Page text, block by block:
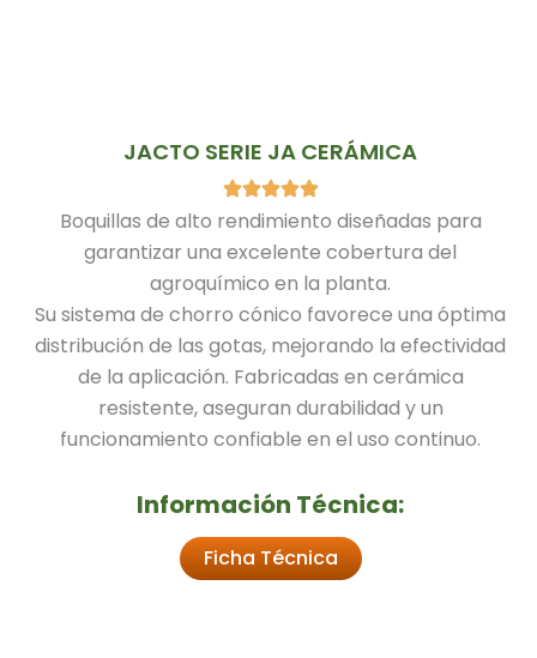
JACTO SERIE JA CERÁMICA
Boquillas de alto rendimiento diseñadas para
garantizar una excelente cobertura del
agroquímico en la planta.
Su sistema de chorro cónico favorece una óptima
distribución de las gotas, mejorando la efectividad
de la aplicación. Fabricadas en cerámica
resistente, aseguran durabilidad y un
funcionamiento confiable en el uso continuo.
Información Técnica:
Ficha Técnica